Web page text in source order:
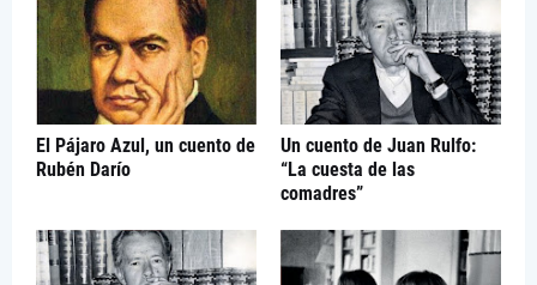
El Pájaro Azul, un cuento de
Rubén Darío
Un cuento de Juan Rulfo:
“La cuesta de las
comadres”